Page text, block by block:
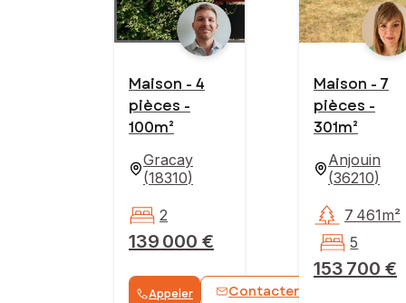
Maison - 4
pièces -
100m²
Gracay
(18310)
139 000 €
2
Appeler Contacter
Maison - 7
pièces -
301m²
Anjouin
(36210)
153 700 €
7 461m²
5